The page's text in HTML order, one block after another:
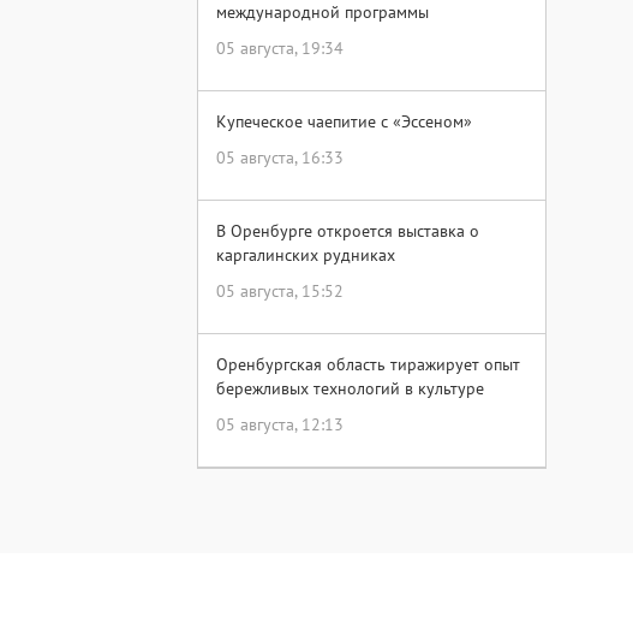
международной программы
05 августа, 19:34
Купеческое чаепитие с «Эссеном»
05 августа, 16:33
В Оренбурге откроется выставка о
каргалинских рудниках
05 августа, 15:52
Оренбургская область тиражирует опыт
бережливых технологий в культуре
05 августа, 12:13